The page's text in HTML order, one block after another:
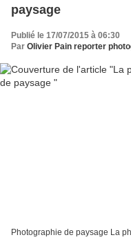
paysage
Publié le 17/07/2015 à 06:30
Par Olivier Pain reporter
Photographie de paysage La